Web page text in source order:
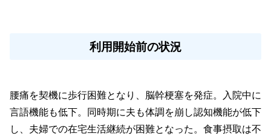
利用開始前の状況
腰痛を契機に歩行困難となり、脳幹梗塞を発症。入院中に
言語機能も低下。同時期に夫も体調を崩し認知機能が低下
し、夫婦での在宅生活継続が困難となった。食事摂取は不